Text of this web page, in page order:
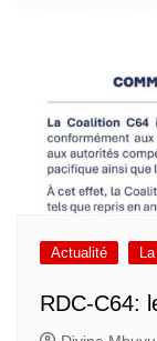
Actualité
RDC-C64: